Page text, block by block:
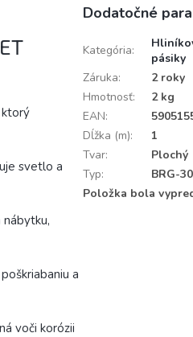
svetlo a
a
voči korózii
Dodatočné
Kategória:
pásiky
Záruka:
2 roky
Hmotnosť:
2 kg
EAN:
Dĺžka (m):
1
Tvar:
Plochý
Typ:
BRG-30
Položka bola